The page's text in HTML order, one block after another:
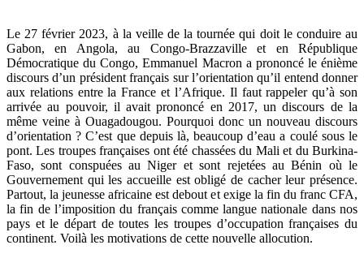
Le 27 février 2023, à la veille de la tournée qui doit le conduire au
Gabon, en Angola, au Congo-Brazzaville et en République
Démocratique du Congo, Emmanuel Macron a prononcé le énième
discours d’un président français sur l’orientation qu’il entend donner
aux relations entre la France et l’Afrique. Il faut rappeler qu’à son
arrivée au pouvoir, il avait prononcé en 2017, un discours de la
même veine à Ouagadougou. Pourquoi donc un nouveau discours
d’orientation ? C’est que depuis là, beaucoup d’eau a coulé sous le
pont. Les troupes françaises ont été chassées du Mali et du Burkina-
Faso, sont conspuées au Niger et sont rejetées au Bénin où le
Gouvernement qui les accueille est obligé de cacher leur présence.
Partout, la jeunesse africaine est debout et exige la fin du franc CFA,
la fin de l’imposition du français comme langue nationale dans nos
pays et le départ de toutes les troupes d’occupation françaises du
continent. Voilà les motivations de cette nouvelle allocution.